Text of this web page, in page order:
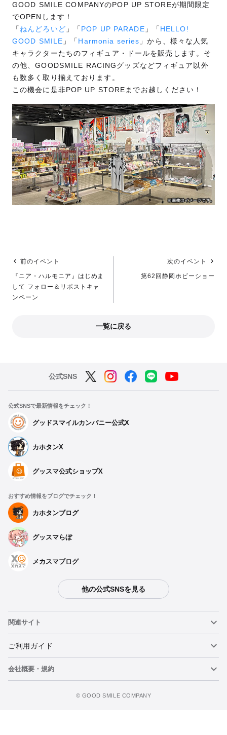
GOOD SMILE COMPANYのPOP UP STOREが期間限定
でOPENします！
「 ねんどろいど 」「 POP UP PARADE 」「 HELLO!
GOOD SMILE 」「 Harmonia series 」から、様々な人気
キャラクターたちのフィギュア・ドールを販売します。そ
の他、GOODSMILE RACINGグッズなどフィギュア以外
も数多く取り揃えております。
この機会に是非POP UP STOREまでお越しください！
前のイベント
『ニア・ハルモニア』はじめま
して フォロー＆リポストキャ
ンペーン
次のイベント
第62回静岡ホビーショー
一覧に戻る
公式SNS
公式SNSで最新情報をチェック！
グッドスマイルカンパニー公式X
カホタンX
グッスマ公式ショップX
おすすめ情報をブログでチェック！
カホタンブログ
グッスマらぼ
メカスマブログ
他の公式SNSを見る
関連サイト
ねんどろいど
ねんどろいどフェイスメーカー
ご利用ガイド
重要なお知らせ
会社概要・規約
©️ GOOD SMILE COMPANY